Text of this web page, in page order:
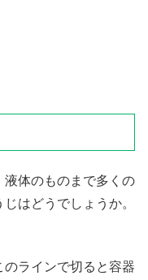
体のものまで多くの
はどうでしょうか。
ラインで切ると容器